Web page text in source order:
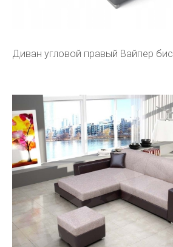
Диван угловой правый Вайпер бис